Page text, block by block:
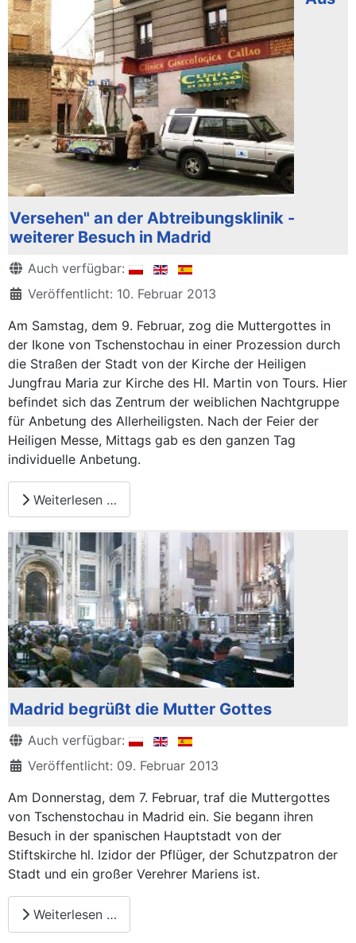
Versehen" an der Abtreibungsklinik -
weiterer Besuch in Madrid
Details
Auch verfügbar:
Veröffentlicht: 10. Februar 2013
Am Samstag, dem 9. Februar, zog die Muttergottes in
der Ikone von Tschenstochau in einer Prozession durch
die Straßen der Stadt von der Kirche der Heiligen
Jungfrau Maria zur Kirche des Hl. Martin von Tours. Hier
befindet sich das Zentrum der weiblichen Nachtgruppe
für Anbetung des Allerheiligsten. Nach der Feier der
Heiligen Messe, Mittags gab es den ganzen Tag
individuelle Anbetung.
Weiterlesen …
Madrid begrüßt die Mutter Gottes
Details
Auch verfügbar:
Veröffentlicht: 09. Februar 2013
Am Donnerstag, dem 7. Februar, traf die Muttergottes
von Tschenstochau in Madrid ein. Sie begann ihren
Besuch in der spanischen Hauptstadt von der
Stiftskirche hl. Izidor der Pflüger, der Schutzpatron der
Stadt und ein großer Verehrer Mariens ist.
Weiterlesen …